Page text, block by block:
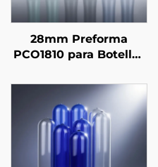
28mm Preforma
PCO1810 para Botellas
Carbonatadas
(Preform für CSD-
Flaschen)